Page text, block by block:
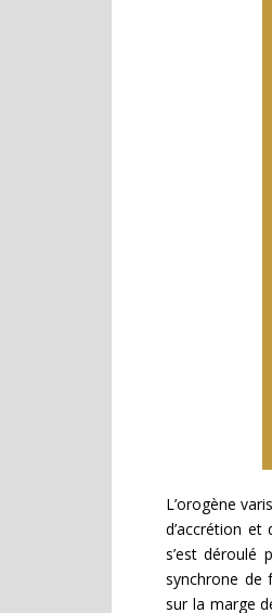
L’orogène
d’accrétion
s’est déroulé
synchrone de
sur la marge